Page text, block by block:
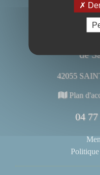
de
42055
Plan
04